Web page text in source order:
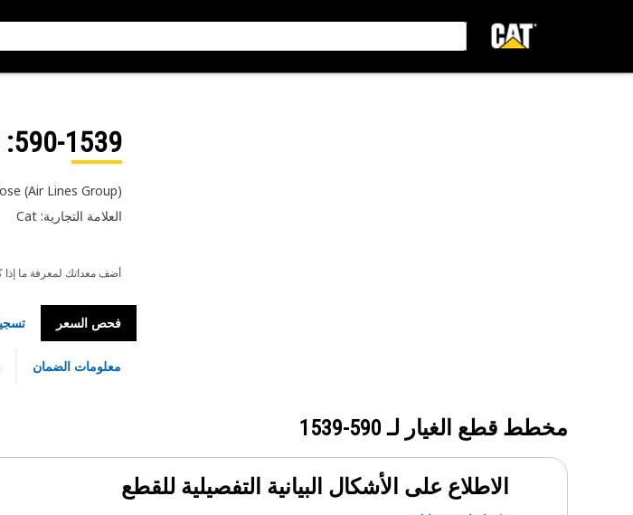
590-1539
: Hose-Inlet
(Air Lines Group)
العلامة التجارية: Cat
أضف معداتك لمعرفة ما إذا
فحص السعر
معلومات الضمان
مخطط قطع الغيار لـ 590-1539
الاطلاع على الأشكال البيانية التفصيلية للقطع